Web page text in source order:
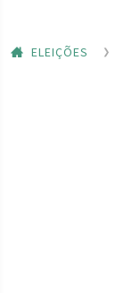
ELEIÇÕES